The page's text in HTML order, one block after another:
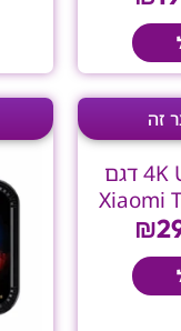
סטרימר 4K Ultra HD דגם
Xiaomi
₪
המחיר
הנוכחי
הוא:
₪299.00.